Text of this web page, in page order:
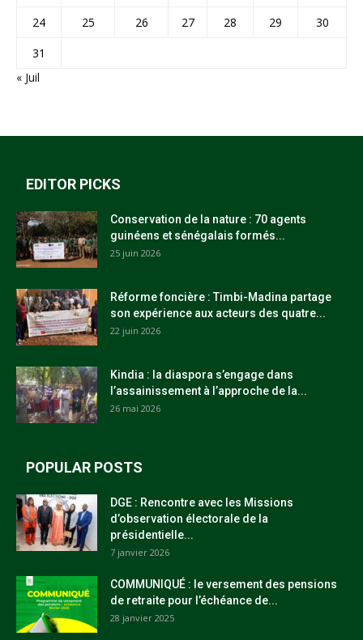
24
25 26 27 28 29
30
31
« Juil
EDITOR PICKS
Conservation de la nature : 70 agents
guinéens et sénégalais formés...
25 juin 2026
Réforme foncière : Timbi-Madina partage
son expérience aux acteurs des quatre...
22 juin 2026
Kindia : la diaspora s’engage dans
l’assainissement à l’approche de la...
26 mai 2026
POPULAR POSTS
DGE : Rencontre avec les Missions
d’observation électorale de la
présidentielle...
7 janvier 2026
COMMUNIQUÉ : le versement des pensions
de retraite pour l’échéance de...
28 janvier 2025